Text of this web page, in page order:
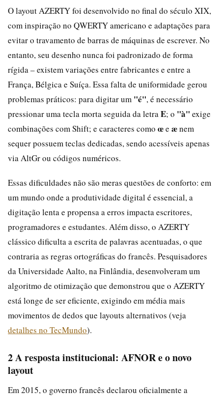
O layout AZERTY foi desenvolvido no final do século XIX,
com inspiração no QWERTY americano e adaptações para
evitar o travamento de barras de máquinas de escrever. No
entanto, seu desenho nunca foi padronizado de forma
rígida – existem variações entre fabricantes e entre a
França, Bélgica e Suíça. Essa falta de uniformidade gerou
problemas práticos: para digitar um "é", é necessário
pressionar uma tecla morta seguida da letra E; o "à" exige
combinações com Shift; e caracteres como œe ænem
sequer possuem teclas dedicadas, sendo acessíveis apenas
via AltGr ou códigos numéricos.
Essas dificuldades não são meras questões de conforto: em
um mundo onde a produtividade digital é essencial, a
digitação lenta e propensa a erros impacta escritores,
programadores e estudantes. Além disso, o AZERTY
clássico dificulta a escrita de palavras acentuadas, o que
contraria as regras ortográficas do francês. Pesquisadores
da Universidade Aalto, na Finlândia, desenvolveram um
algoritmo de otimização que demonstrou que o AZERTY
está longe de ser eficiente, exigindo em média mais
movimentos de dedos que layouts alternativos (veja
detalhes no TecMundo).
2 A resposta institucional: AFNOR e o novo
layout
Em 2015, o governo francês declarou oficialmente a